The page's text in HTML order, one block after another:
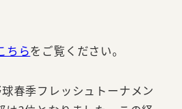
ちらをご覧ください。
春季フレッシュトーナメン